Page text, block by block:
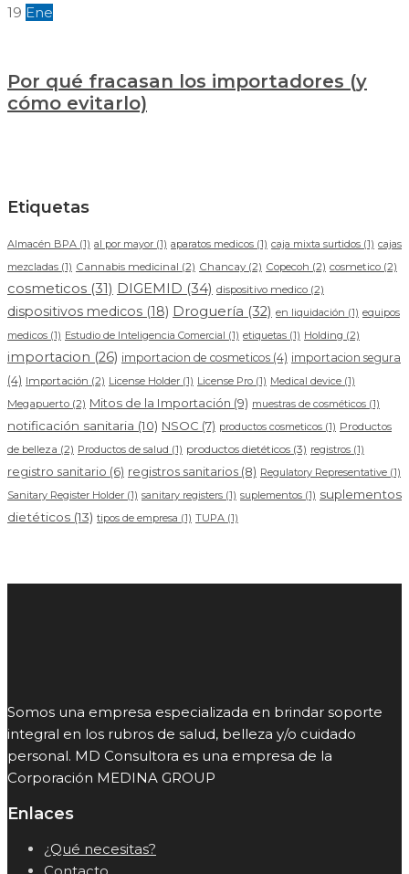
19 Ene
Por qué fracasan los importadores (y
cómo evitarlo)
Etiquetas
Almacén BPA (1) al por mayor (1) aparatos medicos (1) caja mixta surtidos (1) cajas
mezcladas (1) Cannabis medicinal (2) Chancay (2) Copecoh (2) cosmetico (2)
cosmeticos (31) DIGEMID (34) dispositivo medico (2)
dispositivos medicos (18) Droguería (32) en liquidación (1) equipos
medicos (1) Estudio de Inteligencia Comercial (1) etiquetas (1) Holding (2)
importacion (26) importacion de cosmeticos (4) importacion segura
(4) Importación (2) License Holder (1) License Pro (1) Medical device (1)
Megapuerto (2) Mitos de la Importación (9) muestras de cosméticos (1)
notificación sanitaria (10) NSOC (7) productos cosmeticos (1) Productos
de belleza (2) Productos de salud (1) productos dietéticos (3) registros (1)
registro sanitario (6) registros sanitarios (8) Regulatory Representative (1)
Sanitary Register Holder (1) sanitary registers (1) suplementos (1) suplementos
dietéticos (13) tipos de empresa (1) TUPA (1)
Somos una empresa especializada en brindar soporte
integral en los rubros de salud, belleza y/o cuidado
personal. MD Consultora es una empresa de la
Corporación MEDINA GROUP
Enlaces
¿Qué necesitas?